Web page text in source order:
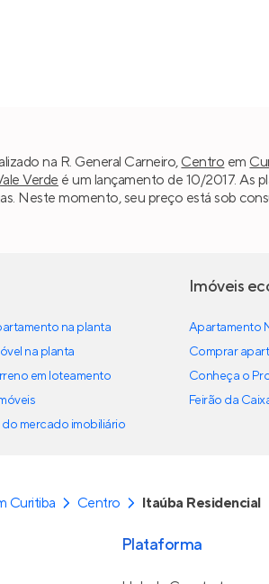
na R. General Carneiro, Centro em
Verde é um lançamento de 10/2017. As
Neste momento, seu preço está sob
na planta
na planta
em loteamento
mercado imobiliário
Imóveis
Apartamento
Comprar
Conheça o
Feirão da
Curitiba Centro Itaúba Residencial
Plataforma